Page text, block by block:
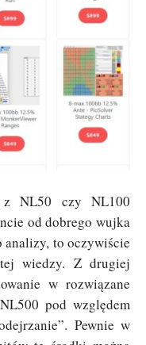
NL50 czy NL100
od dobrego wujka
to oczywiście
wiedzy. Z drugiej
w rozwiązane
pod względem
Pewnie w